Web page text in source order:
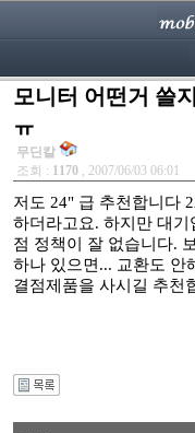
모니터 어떤거 쓸
ㅠ
무딘칼
조회 : 1170 , 2007/06/03 06:01
저도 24" 급 추천합니다
하더라고요. 하지만 대
점 정책이 잘 없습니다.
하나 있으면... 교환도 안
결점제품을 사시길 추천